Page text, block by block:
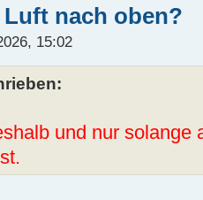
nach oben?
15:02
und nur solange